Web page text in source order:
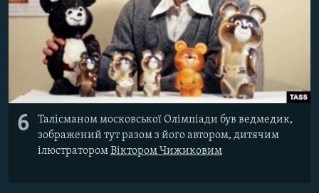
6
Талісманом московської Олімпіади був ведмедик,
зображений тут разом з його автором, дитячим
ілюстраторомВіктором Чижиковим